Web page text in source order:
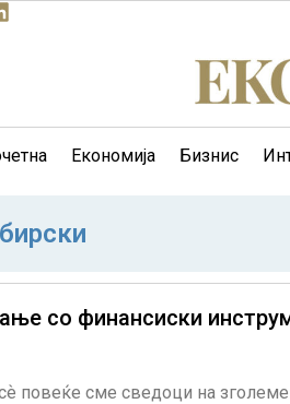
Економија Бизнис
со финансиски
повеќе сме сведоци на